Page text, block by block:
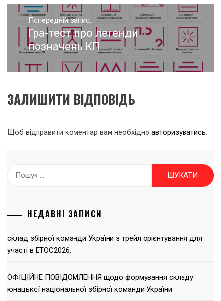
Навігація
записів
Попередній запис:
Попередній
запис:
Гра-тест про легенди
позначень КП
ЗАЛИШИТИ ВІДПОВІДЬ
Щоб відправити коментар вам необхідно авторизуватись.
НЕДАВНІ ЗАПИСИ
склад збірної команди України з трейл орієнтування для
участі в ЕТОС2026.
ОФІЦІЙНЕ ПОВІДОМЛЕННЯ щодо формування складу
юнацької національної збірної команди України